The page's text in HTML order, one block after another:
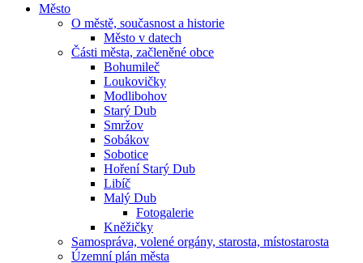
Město
O městě, současnost a historie
Město v datech
Části města, začleněné obce
Bohumileč
Loukovičky
Modlibohov
Starý Dub
Smržov
Sobákov
Sobotice
Hoření Starý Dub
Libíč
Malý Dub
Fotogalerie
Kněžičky
Samospráva, volené orgány, starosta, místostarosta
Územní plán města